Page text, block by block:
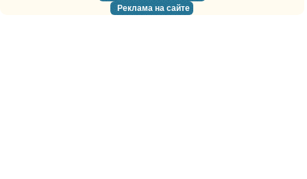
Реклама на сайте